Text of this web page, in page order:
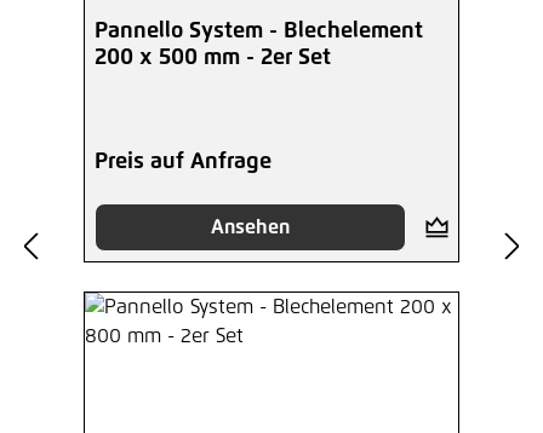
Pannello System - Blechelement
200 x 500 mm - 2er Set
Preis auf Anfrage
Ansehen